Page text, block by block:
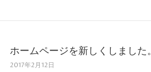
ホームページを新しくしました。
2017年2月12日